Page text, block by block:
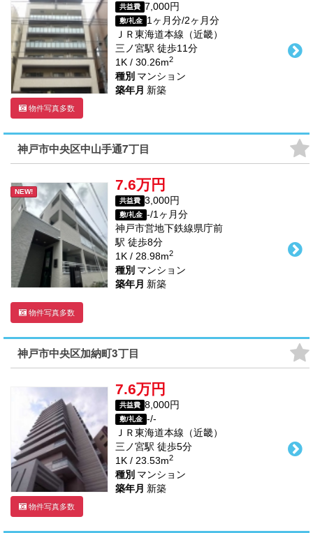
物件写真多数
共益費 7,000円
敷/礼金
1ヶ月分/2ヶ月分
ＪＲ東海道本線（近畿）
三ノ宮駅 徒歩11分
1K / 30.26m2
種別 マンション
築年月 新築
神戸市中央区中山手通7丁目
NEW!
物件写真多数
7.6万円
共益費 3,000円
敷/礼金 -/1ヶ月分
神戸市営地下鉄線県庁前
駅 徒歩8分
1K / 28.98m2
種別 マンション
築年月 新築
神戸市中央区加納町3丁目
物件写真多数
7.6万円
共益費 8,000円
敷/礼金 -/-
ＪＲ東海道本線（近畿）
三ノ宮駅 徒歩5分
1K / 23.53m2
種別 マンション
築年月 新築